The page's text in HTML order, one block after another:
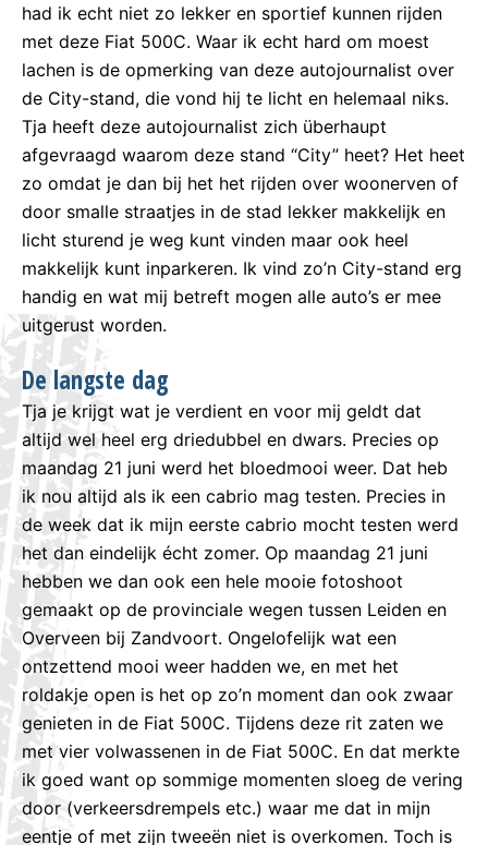
had ik echt niet zo lekker en sportief kunnen rijden
met deze Fiat 500C. Waar ik echt hard om moest
lachen is de opmerking van deze autojournalist over
de City-stand, die vond hij te licht en helemaal niks.
Tja heeft deze autojournalist zich überhaupt
afgevraagd waarom deze stand “City” heet? Het heet
zo omdat je dan bij het het rijden over woonerven of
door smalle straatjes in de stad lekker makkelijk en
licht sturend je weg kunt vinden maar ook heel
makkelijk kunt inparkeren. Ik vind zo’n City-stand erg
handig en wat mij betreft mogen alle auto’s er mee
uitgerust worden.
De langste dag
Tja je krijgt wat je verdient en voor mij geldt dat
altijd wel heel erg driedubbel en dwars. Precies op
maandag 21 juni werd het bloedmooi weer. Dat heb
ik nou altijd als ik een cabrio mag testen. Precies in
de week dat ik mijn eerste cabrio mocht testen werd
het dan eindelijk écht zomer. Op maandag 21 juni
hebben we dan ook een hele mooie fotoshoot
gemaakt op de provinciale wegen tussen Leiden en
Overveen bij Zandvoort. Ongelofelijk wat een
ontzettend mooi weer hadden we, en met het
roldakje open is het op zo’n moment dan ook zwaar
genieten in de Fiat 500C. Tijdens deze rit zaten we
met vier volwassenen in de Fiat 500C. En dat merkte
ik goed want op sommige momenten sloeg de vering
door (verkeersdrempels etc.) waar me dat in mijn
eentje of met zijn tweeën niet is overkomen. Toch is